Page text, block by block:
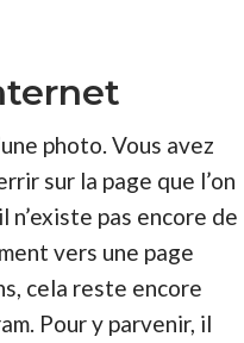
photo. Vous avez
sur la page que l’on
n’existe pas encore de
vers une page
cela reste encore
Pour y parvenir, il